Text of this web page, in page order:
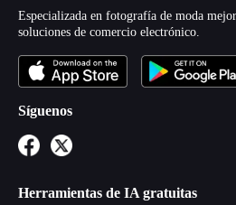
Especializada en fotografía de moda
soluciones de comercio electrónico.
Síguenos
Herramientas de IA gratuitas